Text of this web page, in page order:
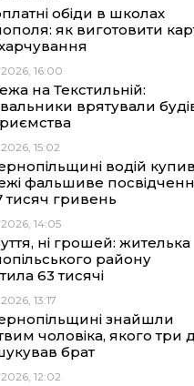
обіди в школах
як виготовити
16:00
на Текстильній:
врятували
15:02
водій
фальшиве
тисяч гривень
14:05
ні грошей: жителька
району
63 тисячі
13:17
знайшли
чоловіка, якого три
брат
12:02